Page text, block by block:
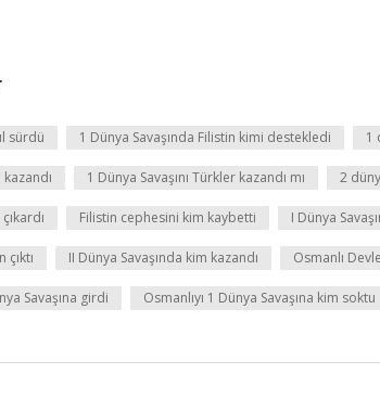
sürdü 1 Dünya Savaşında Filistin kimi destekledi 1
kazandı 1 Dünya Savaşını Türkler kazandı mı 2
Filistin cephesini kim kaybetti I Dünya
çıktı II Dünya Savaşında kim kazandı Osmanlı
Savaşına girdi Osmanlıyı 1 Dünya Savaşına kim soktu